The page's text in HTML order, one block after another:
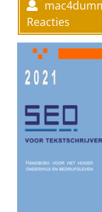
Reacties